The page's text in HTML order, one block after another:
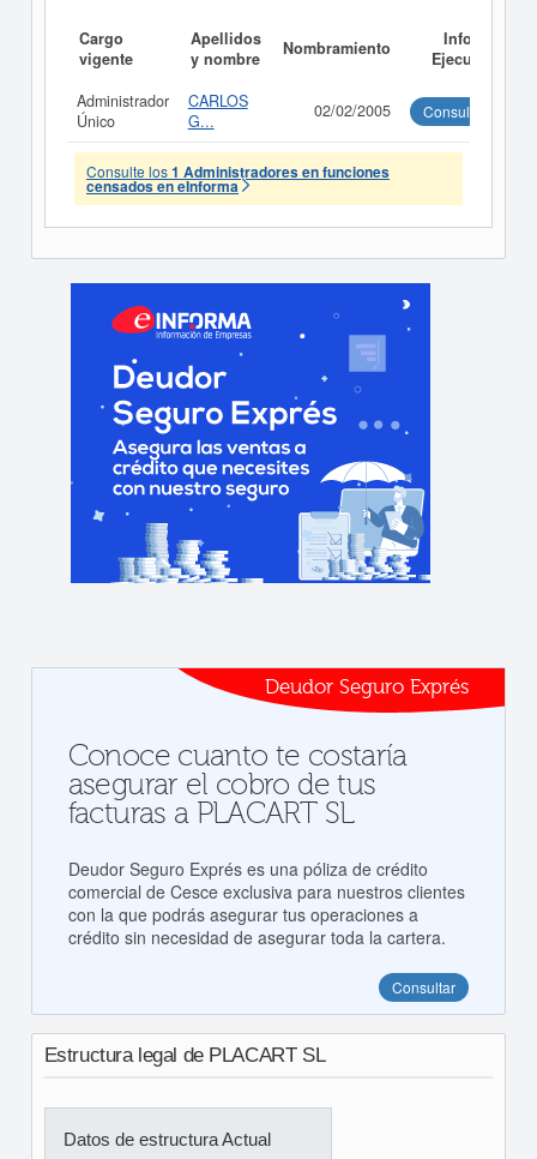
Cargo
vigente
Apellidos
y nombre
Nombramiento
Informe
Ejecutivo
Administrador
Único
CARLOS
G...
02/02/2005 Consultar
Consulte los1 Administradores en funciones
censados en eInforma
Deudor Seguro Exprés
Conoce cuanto te costaría
asegurar el cobro de tus
facturas a PLACART SL
Deudor Seguro Exprés es una póliza de crédito
comercial de Cesce exclusiva para nuestros clientes
con la que podrás asegurar tus operaciones a
crédito sin necesidad de asegurar toda la cartera.
Consultar
Estructura legal de PLACART SL
Datos de estructura Actual